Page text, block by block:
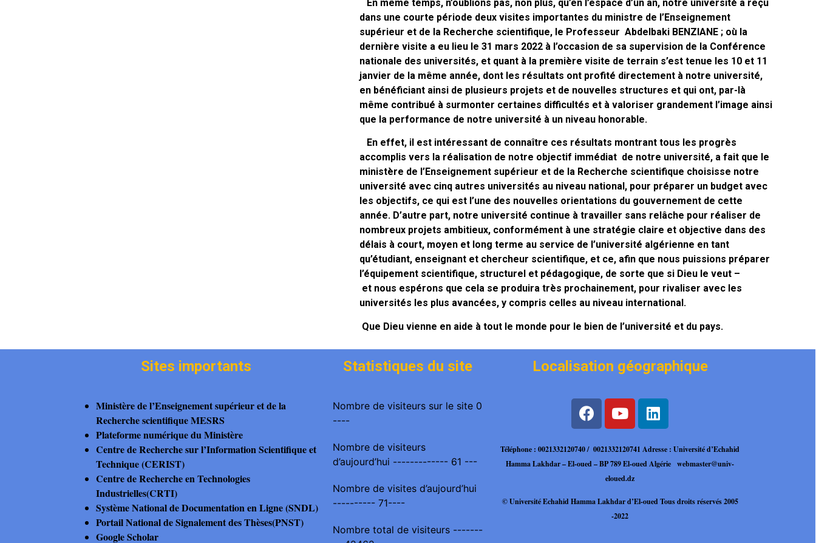
En même temps, n’oublions pas, non plus, qu’en l’espace d’un an, notre université a reçu
dans une courte période deux visites importantes du ministre de l’Enseignement
supérieur et de la Recherche scientifique, le Professeur Abdelbaki BENZIANE ; où la
dernière visite a eu lieu le 31 mars 2022 à l’occasion de sa supervision de la Conférence
nationale des universités, et quant à la première visite de terrain s’est tenue les 10 et 11
janvier de la même année, dont les résultats ont profité directement à notre université,
en bénéficiant ainsi de plusieurs projets et de nouvelles structures et qui ont, par-là
même contribué à surmonter certaines difficultés et à valoriser grandement l’image ainsi
que la performance de notre université à un niveau honorable.
En effet, il est intéressant de connaître ces résultats montrant tous les progrès
accomplis vers la réalisation de notre objectif immédiat de notre université, a fait que le
ministère de l’Enseignement supérieur et de la Recherche scientifique choisisse notre
université avec cinq autres universités au niveau national, pour préparer un budget avec
les objectifs, ce qui est l’une des nouvelles orientations du gouvernement de cette
année. D’autre part, notre université continue à travailler sans relâche pour réaliser de
nombreux projets ambitieux, conformément à une stratégie claire et objective dans des
délais à court, moyen et long terme au service de l’université algérienne en tant
qu’étudiant, enseignant et chercheur scientifique, et ce, afin que nous puissions préparer
l’équipement scientifique, structurel et pédagogique, de sorte que si Dieu le veut –
et nous espérons que cela se produira très prochainement, pour rivaliser avec les
universités les plus avancées, y compris celles au niveau international.
Que Dieu vienne en aide à tout le monde pour le bien de l’université et du pays.
Sites importants
Ministère de l’Enseignement supérieur et de la
Recherche scientifique MESRS
Plateforme numérique du Ministère
Centre de Recherche sur l’Information Scientifique et
Technique (CERIST)
Centre de Recherche en Technologies
Industrielles(CRTI)
Système National de Documentation en Ligne (SNDL)
Portail National de Signalement des Thèses(PNST)
Google Scholar
Statistiques du site
Nombre de visiteurs sur le site 0
----
Nombre de visiteurs
d’aujourd’hui ------------- 61 ---
Nombre de visites d’aujourd’hui
---------- 71----
Nombre total de visiteurs -------
Localisation géographique
Téléphone : 0021332120740 / 0021332120741Adresse : Université d’Echahid
Hamma Lakhdar – El-oued – BP 789 El-oued Algérie
webmaster@univ-
eloued.dz
© Université Echahid HammaLakhdar d’El-oued Tous droits réservés 2005
-2022